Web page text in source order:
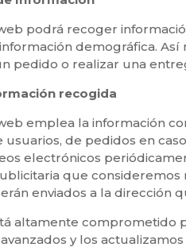
podrá recoger
demográfica.
pedido o realizar una
recogida
emplea la información
usuarios, de pedidos en
electrónicos
que
enviados a la dirección
altamente comprometido
y los